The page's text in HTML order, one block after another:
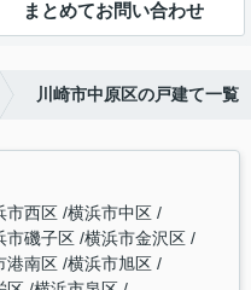
まとめてお問い合わせ
川崎市中原区の戸建て一覧
市西区 横浜市中区
市磯子区 横浜市金沢区
港南区 横浜市旭区